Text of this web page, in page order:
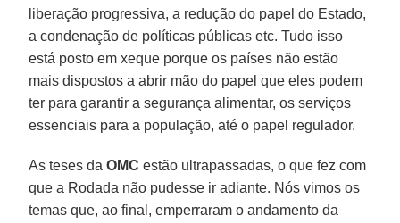
liberação progressiva, a redução do papel do Estado,
a condenação de políticas públicas etc. Tudo isso
está posto em xeque porque os países não estão
mais dispostos a abrir mão do papel que eles podem
ter para garantir a segurança alimentar, os serviços
essenciais para a população, até o papel regulador.
As teses daOMC estão ultrapassadas, o que fez com
que a Rodada não pudesse ir adiante. Nós vimos os
temas que, ao final, emperraram o andamento da